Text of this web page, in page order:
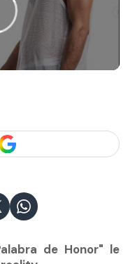
de Honor" le